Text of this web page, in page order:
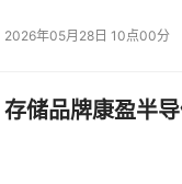
2026年05月28日 10点00分
存储品牌康盈半